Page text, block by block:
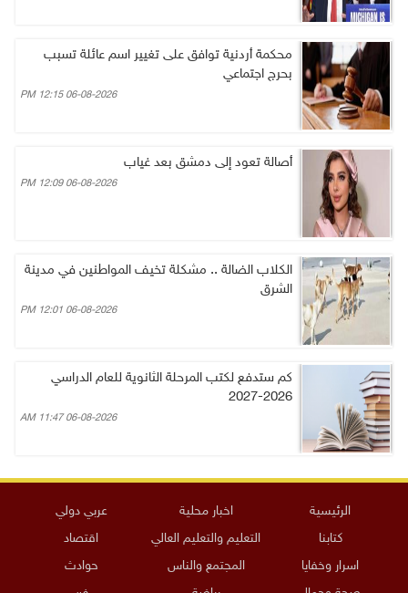
محكمة أردنية توافق على تغيير اسم عائلة تسبب
بحرج اجتماعي
06-08-2026 12:15 PM
أصالة تعود إلى دمشق بعد غياب
06-08-2026 12:09 PM
الكلاب الضالة .. مشكلة تخيف المواطنين في مدينة
الشرق
06-08-2026 12:01 PM
كم ستدفع لكتب المرحلة الثانوية للعام الدراسي
2026-2027
06-08-2026 11:47 AM
الرئيسية اخبار محلية
عربي دولي
كتابنا
التعليم والتعليم العالي
اقتصاد
اسرار وخفايا
المجتمع والناس
حوادث